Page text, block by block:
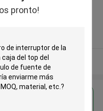
pronto!
Dong
precio por